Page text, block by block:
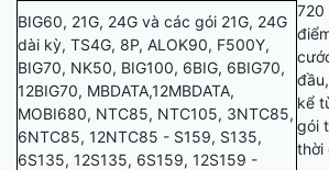
720
kể
gói
thời
BIG60, 21G, 24G và các gói 21G, 24G
dài kỳ, TS4G, 8P, ALOK90, F500Y,
BIG70, NK50, BIG100, 6BIG, 6BIG70,
12BIG70, MBDATA,12MBDATA,
MOBI680, NTC85, NTC105, 3NTC85,
6NTC85, 12NTC85 - S159, S135,
6S135, 12S135, 6S159, 12S159 -